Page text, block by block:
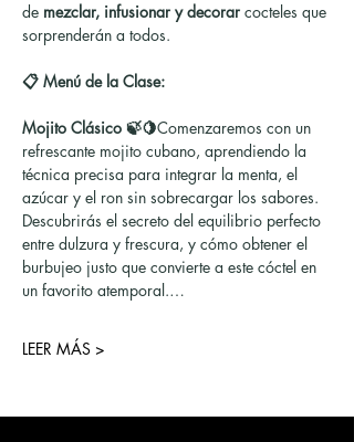
de mezclar, infusionar y decorar cocteles que
sorprenderán a todos.
📋 Menú de la Clase:
Mojito Clásico 🍃🍋Comenzaremos con un
refrescante mojito cubano, aprendiendo la
técnica precisa para integrar la menta, el
azúcar y el ron sin sobrecargar los sabores.
Descubrirás el secreto del equilibrio perfecto
entre dulzura y frescura, y cómo obtener el
burbujeo justo que convierte a este cóctel en
un favorito atemporal.…
LEER MÁS >